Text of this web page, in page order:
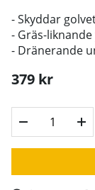
- Skyddar
- Gräs-
- Dränerande
379 kr